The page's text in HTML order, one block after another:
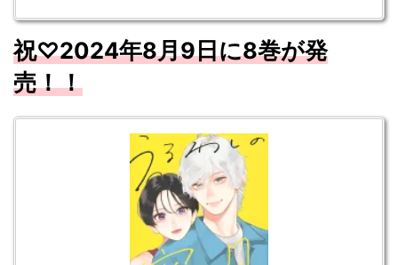
祝♡2024年8月9日に8巻が発
売！！